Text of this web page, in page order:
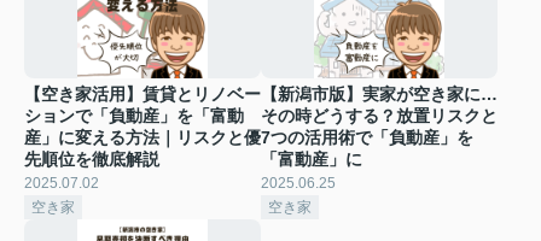
【空き家活用】賃貸とリノベー
ションで「負動産」を「富動
産」に変える方法｜リスクと優
先順位を徹底解説
2025.07.02
空き家
【新潟市版】実家が空き家に…
その時どうする？放置リスクと
7つの活用術で「負動産」を
「富動産」に
2025.06.25
空き家